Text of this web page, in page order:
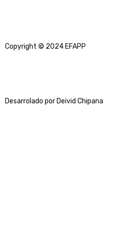
Copyright © 2024 EFAPP
Desarrolado por Deivid Chipana